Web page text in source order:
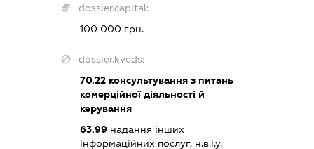
dossier.capital:
100 000 грн.
dossier.kveds:
70.22консультування з питань
комерційної діяльності й
керування
63.99надання інших
інформаційних послуг, н.в.і.у.